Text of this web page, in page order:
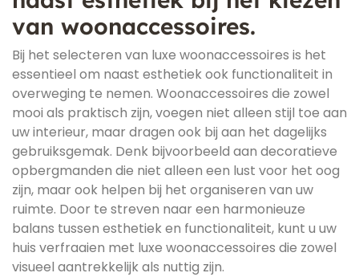
van woonaccessoires.
Bij het selecteren van luxe woonaccessoires is het
essentieel om naast esthetiek ook functionaliteit in
overweging te nemen. Woonaccessoires die zowel
mooi als praktisch zijn, voegen niet alleen stijl toe aan
uw interieur, maar dragen ook bij aan het dagelijks
gebruiksgemak. Denk bijvoorbeeld aan decoratieve
opbergmanden die niet alleen een lust voor het oog
zijn, maar ook helpen bij het organiseren van uw
ruimte. Door te streven naar een harmonieuze
balans tussen esthetiek en functionaliteit, kunt u uw
huis verfraaien met luxe woonaccessoires die zowel
visueel aantrekkelijk als nuttig zijn.